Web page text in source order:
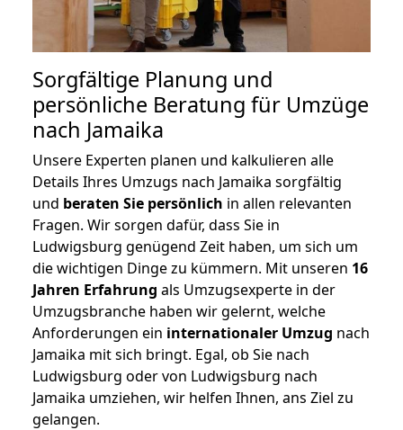
Sorgfältige Planung und
persönliche Beratung für Umzüge
nach Jamaika
Unsere Experten planen und kalkulieren alle
Details Ihres Umzugs nach Jamaika sorgfältig
und beraten Sie persönlich in allen relevanten
Fragen. Wir sorgen dafür, dass Sie in
Ludwigsburg genügend Zeit haben, um sich um
die wichtigen Dinge zu kümmern. Mit unseren 16
Jahren Erfahrung als Umzugsexperte in der
Umzugsbranche haben wir gelernt, welche
Anforderungen ein internationaler Umzug nach
Jamaika mit sich bringt. Egal, ob Sie nach
Ludwigsburg oder von Ludwigsburg nach
Jamaika umziehen, wir helfen Ihnen, ans Ziel zu
gelangen.